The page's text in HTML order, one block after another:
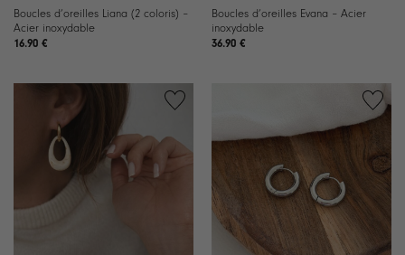
Boucles d’oreilles Liana (2 coloris) –
Acier inoxydable
16.90 €
Boucles d’oreilles Evana – Acier
inoxydable
36.90 €